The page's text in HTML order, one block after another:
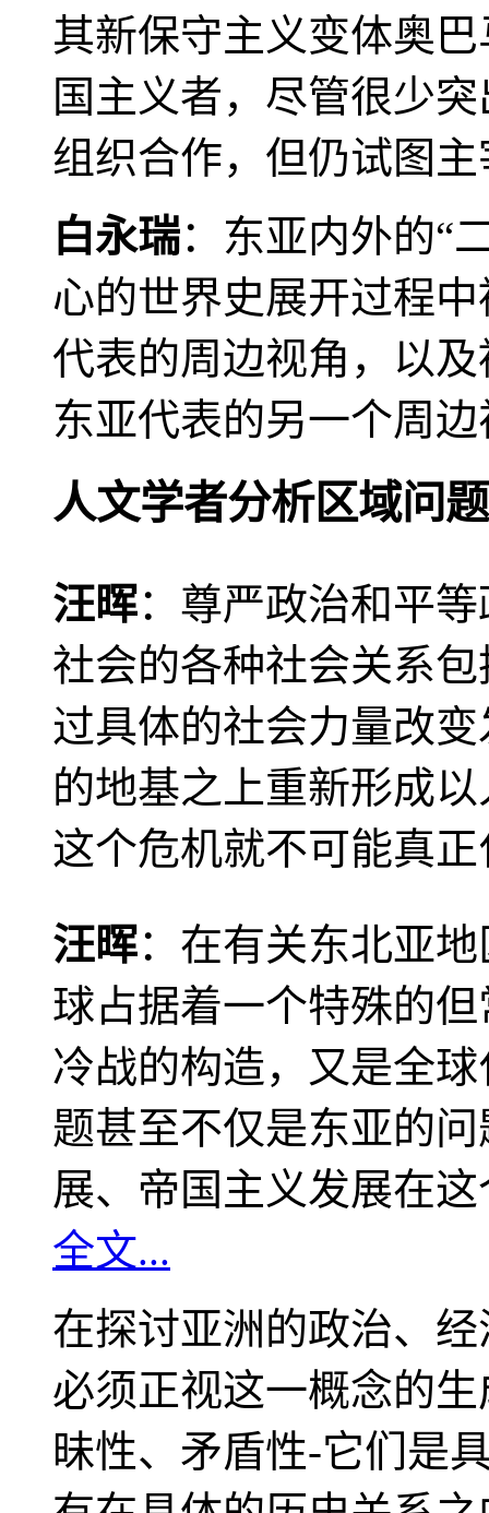
其新保守主义变体奥
国主义者，尽管很少
组织合作，但仍试图
白永瑞：东亚内外的“
心的世界史展开过程
代表的周边视角，以
东亚代表的另一个周
人文学者分析区域问题
汪晖：尊严政治和平
社会的各种社会关系
过具体的社会力量改
的地基之上重新形成
这个危机就不可能真
汪晖：在有关东北亚
球占据着一个特殊的
冷战的构造，又是全
题甚至不仅是东亚的
展、帝国主义发展在
全文...
在探讨亚洲的政治、
必须正视这一概念的
昧性、矛盾性-它们是